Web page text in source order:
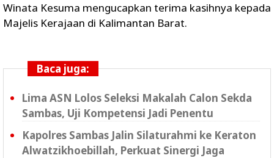
Winata Kesuma mengucapkan terima kasihnya kepada
Majelis Kerajaan di Kalimantan Barat.
Baca juga:
Lima ASN Lolos Seleksi Makalah Calon Sekda
Sambas, Uji Kompetensi Jadi Penentu
Kapolres Sambas Jalin Silaturahmi ke Keraton
Alwatzikhoebillah, Perkuat Sinergi Jaga